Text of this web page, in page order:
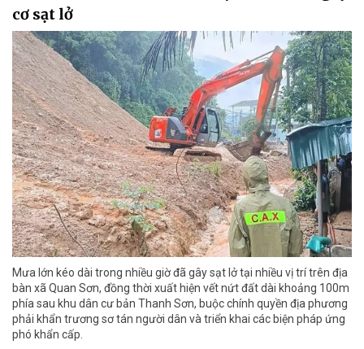
cơ sạt lở
Mưa lớn kéo dài trong nhiều giờ đã gây sạt lở tại nhiều vị trí trên địa
bàn xã Quan Sơn, đồng thời xuất hiện vết nứt đất dài khoảng 100m
phía sau khu dân cư bản Thanh Sơn, buộc chính quyền địa phương
phải khẩn trương sơ tán người dân và triển khai các biện pháp ứng
phó khẩn cấp.